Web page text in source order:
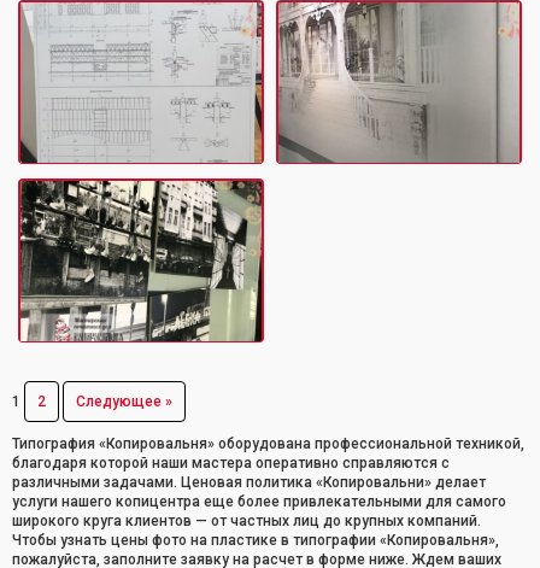
1 2 Следующее »
Типография «Копировальня» оборудована профессиональной техникой,
благодаря которой наши мастера оперативно справляются с
различными задачами. Ценовая политика «Копировальни» делает
услуги нашего копицентра еще более привлекательными для самого
широкого круга клиентов — от частных лиц до крупных компаний.
Чтобы узнать цены фото на пластике в типографии «Копировальня»,
пожалуйста, заполните заявку на расчет в форме ниже. Ждем ваших